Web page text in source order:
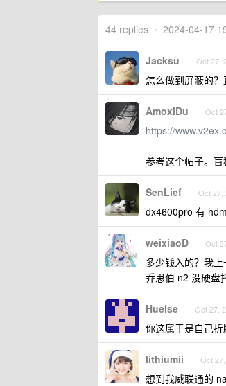
44 replies • 2024-04-17
Jacksu Oct 27,
怎么做到屏蔽的
AmoxiDu Oct
https://
参考这个帖子。盲
SenLief Oct 27,
dx4600pro 有
weixiaoD Oct
多少钱入的？我
乔思伯 n2 没硬盘
Huelse Oct 27,
你这属于是自己
lithiumii Oct
想到我威联通的